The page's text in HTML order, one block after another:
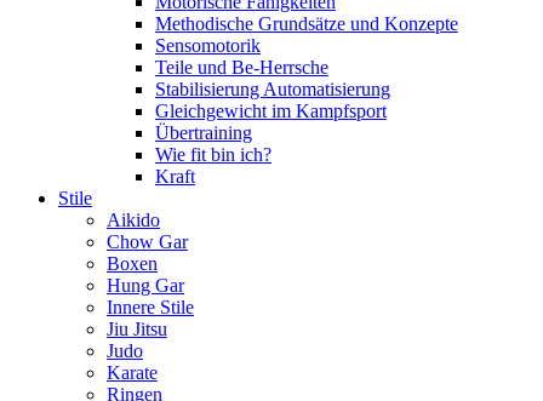
Methodische Grundsätze und Konzepte
Sensomotorik
Teile und Be-Herrsche
Stabilisierung Automatisierung
Gleichgewicht im Kampfsport
Übertraining
Wie fit bin ich?
Kraft
Stile
Aikido
Chow Gar
Boxen
Hung Gar
Innere Stile
Jiu Jitsu
Judo
Karate
Ringen